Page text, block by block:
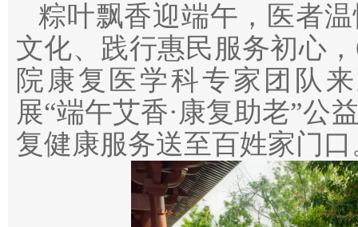
粽叶飘香迎端午，医者
文化、践行惠民服务初心
院康复医学科专家团队
展“端午艾香·康复助老”公
复健康服务送至百姓家门口